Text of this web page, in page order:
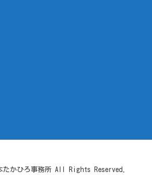
かひろ事務所 All Rights Reserved.